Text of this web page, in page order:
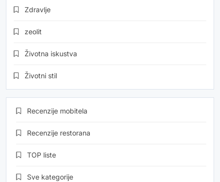
Zdravlje
zeolit
Životna iskustva
Životni stil
Recenzije mobitela
Recenzije restorana
TOP liste
Sve kategorije